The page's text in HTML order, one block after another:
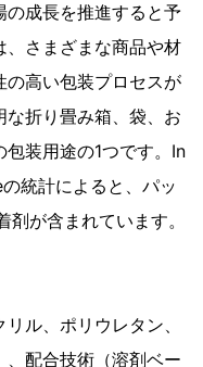
の成長を推進すると予
、さまざまな商品や材
の高い包装プロセスが
折り畳み箱、袋、お
装用途の1つです。In
統計によると、パッ
が含まれています。
ル、ポリウレタン、
、配合技術（溶剤ベー